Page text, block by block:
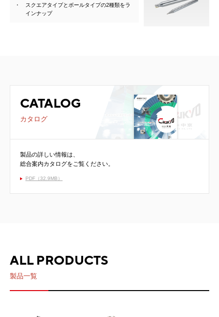
スクエアタイプとボールタイプの2種類をラ
インナップ
CATALOG
カタログ
製品の詳しい情報は、
総合案内カタログをご覧ください。
PDF（32.9MB）
ALL PRODUCTS
製品一覧